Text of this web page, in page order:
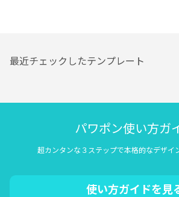
最近チェックしたテンプレート
パワポン使い方ガ
超カンタンな３ステップで本格的なデザイ
使い方ガイドを見